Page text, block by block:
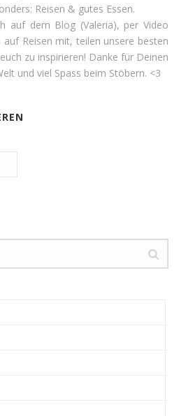
Reisen & gutes Essen.
auf dem Blog (Valeria), per Video
auf Reisen mit, teilen unsere besten
zu inspirieren! Danke für Deinen
und viel Spass beim Stöbern. <3